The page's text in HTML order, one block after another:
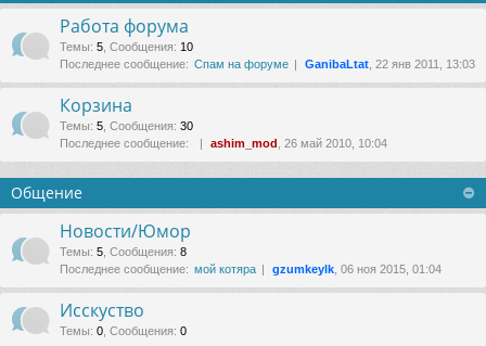
Работа форума
Темы: 5 Сообщения: 10
Последнее сообщение: Спам на форуме GanibaLtat , 22 янв 2011, 13:03
Корзина
Темы: 5 Сообщения: 30
Последнее сообщение:
ashim_mod , 26 май 2010, 10:04
Общение
Новости/Юмор
Темы: 5 Сообщения: 8
Последнее сообщение: мой котяра gzumkeylk , 06 ноя 2015, 01:04
Исскуство
Темы: 0 Сообщения: 0